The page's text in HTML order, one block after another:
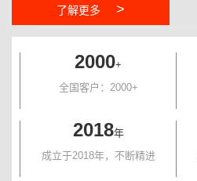
了解更多 >
2000+
全国客户：2000+
2018年
成立于2018年，不断精进